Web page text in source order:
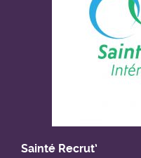
Sainté Recrut’